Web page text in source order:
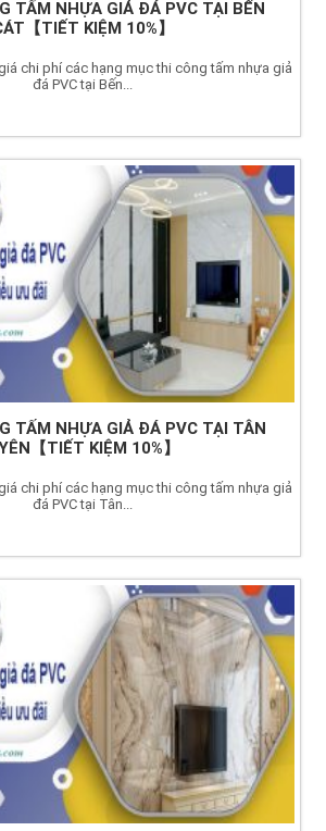
TẤM NHỰA GIẢ ĐÁ PVC TẠI BẾN
【TIẾT KIỆM 10%】
chi phí các hạng mục thi công tấm nhựa giả
đá PVC tại Bến...
TẤM NHỰA GIẢ ĐÁ PVC TẠI TÂN
【TIẾT KIỆM 10%】
chi phí các hạng mục thi công tấm nhựa giả
đá PVC tại Tân...